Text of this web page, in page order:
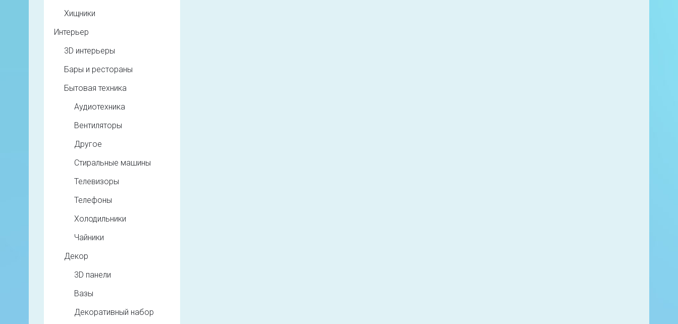
Хищники
Интерьер
3D интерьеры
Бары и рестораны
Бытовая техника
Аудиотехника
Вентиляторы
Другое
Стиральные машины
Телевизоры
Телефоны
Холодильники
Чайники
Декор
3D панели
Вазы
Декоративный набор